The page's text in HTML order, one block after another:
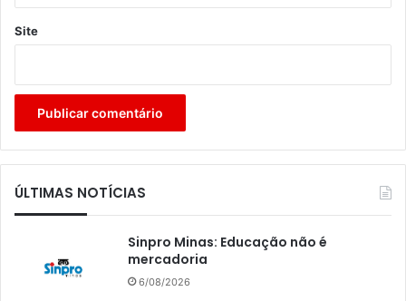
Site
ÚLTIMAS NOTÍCIAS
Sinpro Minas: Educação não é
mercadoria
6/08/2026